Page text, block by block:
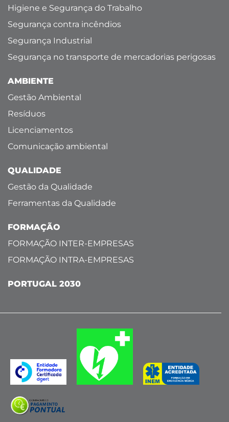
Higiene e Segurança do Trabalho
Segurança contra incêndios
Segurança Industrial
Segurança no transporte de mercadorias perigosas
AMBIENTE
Gestão Ambiental
Resíduos
Licenciamentos
Comunicação ambiental
QUALIDADE
Gestão da Qualidade
Ferramentas da Qualidade
FORMAÇÃO
FORMAÇÃO INTER-EMPRESAS
FORMAÇÃO INTRA-EMPRESAS
PORTUGAL 2030